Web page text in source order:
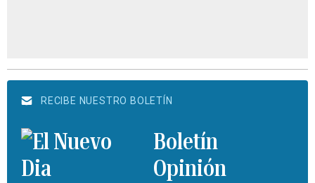
RECIBE NUESTRO BOLETÍN
Boletín
Opinión